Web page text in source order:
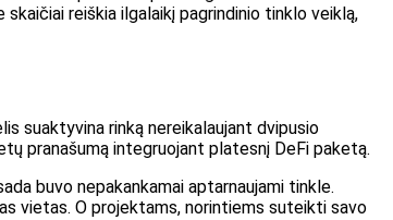
reiškia ilgalaikį pagrindinio tinklo veiklą,
suaktyvina rinką nereikalaujant dvipusio
pranašumą integruojant platesnį DeFi paketą.
buvo nepakankamai aptarnaujami tinkle.
vietas. O projektams, norintiems suteikti savo